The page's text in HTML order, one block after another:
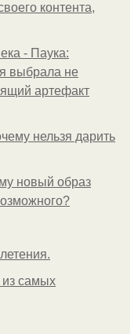
контента,
- Паука:
выбрала не
артефакт
нельзя дарить
новый образ
из самых